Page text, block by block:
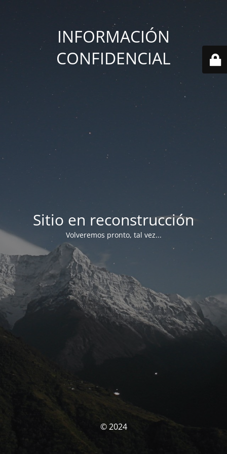
INFORMACIÓN
CONFIDENCIAL
Sitio en reconstrucción
Volveremos pronto, tal vez...
© 2024